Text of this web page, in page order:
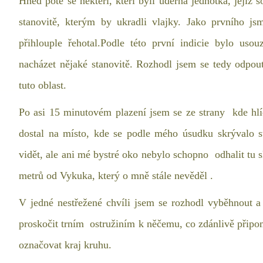
stanovitě, kterým by ukradli vlajky. Jako prvního
přihlouple řehotal.Podle této první indicie bylo
nacházet nějaké stanovitě. Rozhodl jsem se tedy
tuto oblast.
Po asi 15 minutovém plazení jsem se ze strany kde
dostal na místo, kde se podle mého úsudku skrývalo
vidět, ale ani mé bystré oko nebylo schopno odhalit tu
metrů od Vykuka, který o mně stále nevěděl .
V jedné nestřežené chvíli jsem se rozhodl vyběhnout
proskočit trním ostružiním k něčemu, co zdánlivě
označovat kraj kruhu.